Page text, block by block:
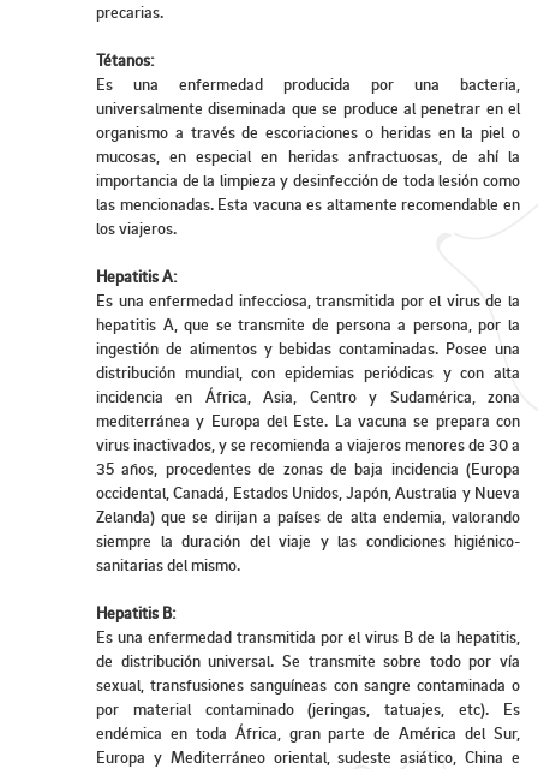
precarias.
Tétanos:
Es una enfermedad producida por una bacteria,
universalmente diseminada que se produce al penetrar en el
organismo a través de escoriaciones o heridas en la piel o
mucosas, en especial en heridas anfractuosas, de ahí la
importancia de la limpieza y desinfección de toda lesión como
las mencionadas. Esta vacuna es altamente recomendable en
los viajeros.
Hepatitis A:
Es una enfermedad infecciosa, transmitida por el virus de la
hepatitis A, que se transmite de persona a persona, por la
ingestión de alimentos y bebidas contaminadas. Posee una
distribución mundial, con epidemias periódicas y con alta
incidencia en África, Asia, Centro y Sudamérica, zona
mediterránea y Europa del Este. La vacuna se prepara con
virus inactivados, y se recomienda a viajeros menores de 30 a
35 años, procedentes de zonas de baja incidencia (Europa
occidental, Canadá, Estados Unidos, Japón, Australia y Nueva
Zelanda) que se dirijan a países de alta endemia, valorando
siempre la duración del viaje y las condiciones higiénico-
sanitarias del mismo.
Hepatitis B:
Es una enfermedad transmitida por el virus B de la hepatitis,
de distribución universal. Se transmite sobre todo por vía
sexual, transfusiones sanguíneas con sangre contaminada o
por material contaminado (jeringas, tatuajes, etc). Es
endémica en toda África, gran parte de América del Sur,
Europa y Mediterráneo oriental, sudeste asiático, China e